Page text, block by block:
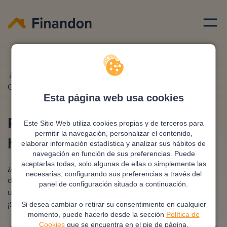
Esta página web usa cookies
Este Sitio Web utiliza cookies propias y de terceros para
permitir la navegación, personalizar el contenido,
elaborar información estadística y analizar sus hábitos de
navegación en función de sus preferencias. Puede
aceptarlas todas, solo algunas de ellas o simplemente las
necesarias, configurando sus preferencias a través del
panel de configuración situado a continuación.
Si desea cambiar o retirar su consentimiento en cualquier
momento, puede hacerlo desde la sección Política de
Cookiesque se encuentra en el pie de página.
Gonzalez
Editado y revisado por
Reunificar deudas con
hipoteca
¿Agobiado por múltiples pagos cada mes? Reunificar
deudas con hipoteca es la solución que buscas. Consigue
una sola cuota más baja y con mejores condiciones.
¡Simplifica tus finanzas!